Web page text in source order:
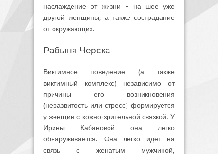
наслаждение от жизни – на шее уже
другой женщины, а также сострадание
от окружающих.
Рабыня Черска
Виктимное поведение (а также
виктимный комплекс) независимо от
причины его возникновения
(неразвитость или стресс) формируется
у женщин с кожно-зрительной связкой. У
Ирины Кабановой она легко
обнаруживается. Она легко идет на
связь с женатым мужчиной,